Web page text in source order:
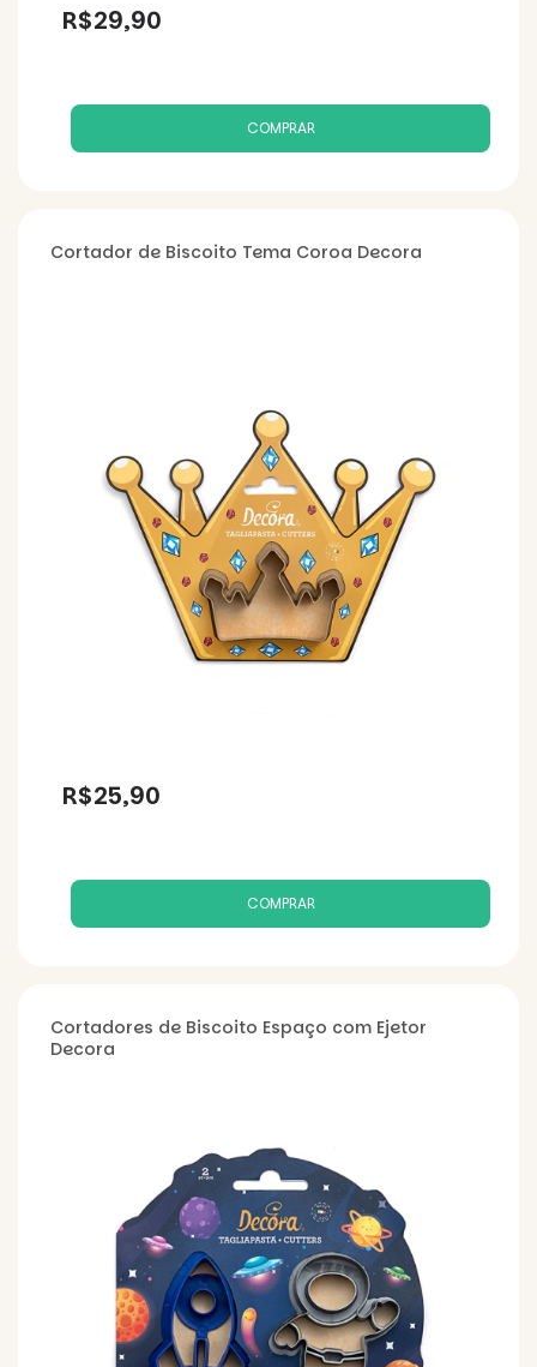
R$29,90
Cortador de Biscoito Tema Coroa Decora
R$25,90
Cortadores de Biscoito Espaço com Ejetor
Decora